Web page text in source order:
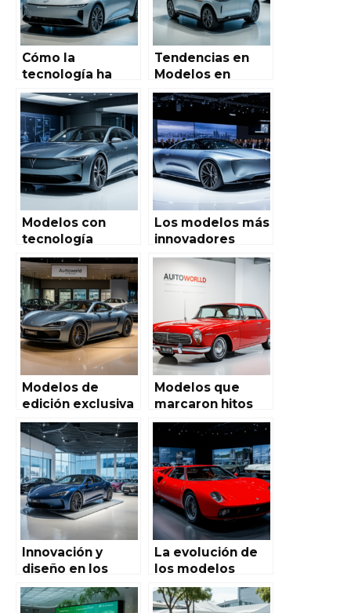
Cómo la
tecnología ha
mejorado los
modelos en
Autoworld de
España
Tendencias en
Modelos en
Autoworld de
España para el
Próximo Año
Modelos con
tecnología
avanzada en
Autoworld de
España:
Innovación y
vanguardia en el
mercado
automotriz
Los modelos más
innovadores
presentados en
Autoworld de
España
Modelos de
edición exclusiva
en Autoworld de
España: Una
mirada detallada
a las ediciones
premium
Modelos que
marcaron hitos
en la industria
automotriz de
Autoworld en
España
Innovación y
diseño en los
modelos
presentados en
La evolución de
los modelos
deportivos en
Autoworld de